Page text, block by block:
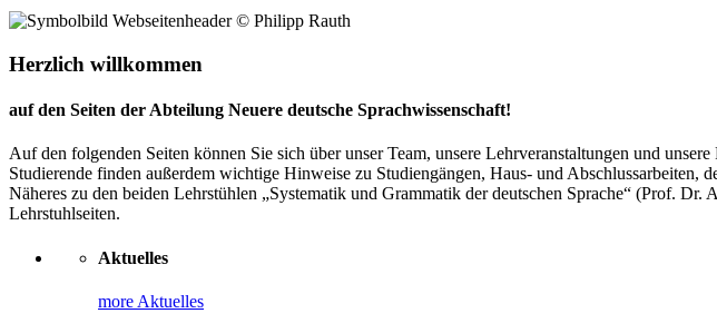
© Philipp Rauth
Herzlich willkommen
auf den Seiten der Abteilung Neuere deutsche Sprachwissenschaft!
Auf den folgenden Seiten können Sie sich über unser Team, unsere Lehrveranstaltungen und
Studierende finden außerdem wichtige Hinweise zu Studiengängen, Haus- und
Näheres zu den beiden Lehrstühlen „Systematik und Grammatik der deutschen Sprache“ (Prof.
Lehrstuhlseiten.
Aktuelles
more Aktuelles